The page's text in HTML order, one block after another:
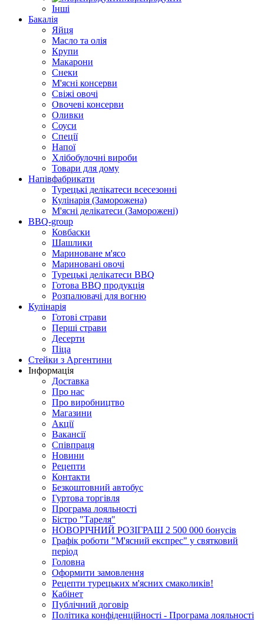
Інші
Бакалія
Яйця
Масло та олія
Крупи
Макарони
Снеки
М'ясні консерви
Свіжі овочі
Овочеві консерви
Оливки
Соуси
Спеції
Напої
Хлібобулочні вироби
Товари для дому
Напівфабрикати
Турецькі делікатеси всесезонні
Кулінарія (Заморожена)
М'ясні делікатеси (Заморожені)
BBQ-group
Ковбаски
Шашлики
Мариноване м'ясо
Мариновані овочі
Турецькі делікатеси BBQ
Готова BBQ продукція
Розпалювачі для вогню
Кулінарія
Готові страви
Перші страви
Десерти
Піца
Стейки з Аргентини
Інформація
Доставка
Про нас
Про виробництво
Магазини
Акції
Вакансії
Співпраця
Новини
Рецепти
Контакти
Безкоштовний автобус
Гуртова торгівля
Програма лояльності
Бістро "Тареля"
НОВОРІЧНИЙ РОЗІГРАШ 2 500 000 бонусів
Графік роботи "М'ясний експрес" у святковий
період
Головна
Оформити замовлення
Рецепти турецьких м'ясних смаколиків!
Кабінет
Публічний договір
Політика конфіденційності - Програма лояльності